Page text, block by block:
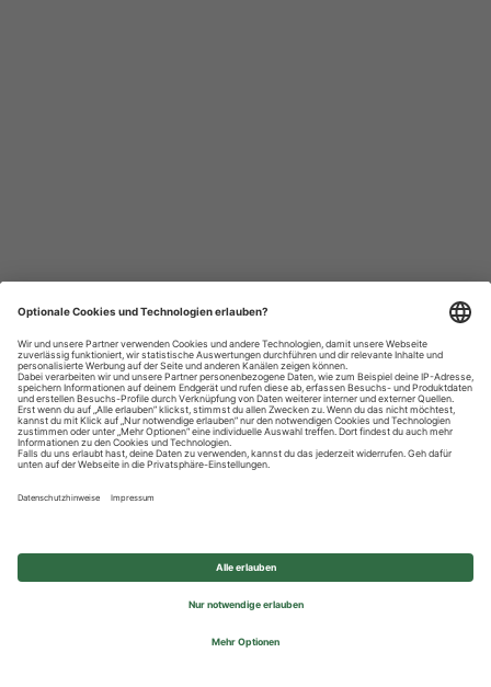
Datenschutzhinweise
Impressum
Privatsphäre-Einstellungen
© 2026 REWE Group - All rights reserved